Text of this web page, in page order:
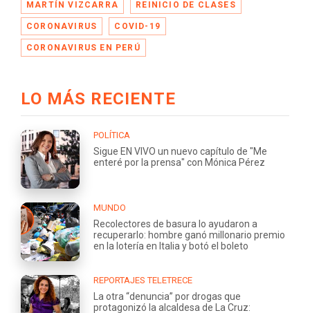
MARTÍN VIZCARRA REINICIO DE CLASES
CORONAVIRUS COVID-19
CORONAVIRUS EN PERÚ
LO MÁS RECIENTE
POLÍTICA
Sigue EN VIVO un nuevo capítulo de "Me
enteré por la prensa" con Mónica Pérez
MUNDO
Recolectores de basura lo ayudaron a
recuperarlo: hombre ganó millonario premio
en la lotería en Italia y botó el boleto
REPORTAJES TELETRECE
La otra “denuncia” por drogas que
protagonizó la alcaldesa de La Cruz: